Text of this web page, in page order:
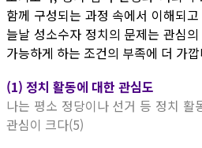
함께 구성되는 과정 속에서 이해되
늘날 성소수자 정치의 문제는 관심
가능하게 하는 조건의 부족에 더 가
(1) 정치 활동에 대한 관심도
나는 평소 정당이나 선거 등 정치
관심이 크다(5)